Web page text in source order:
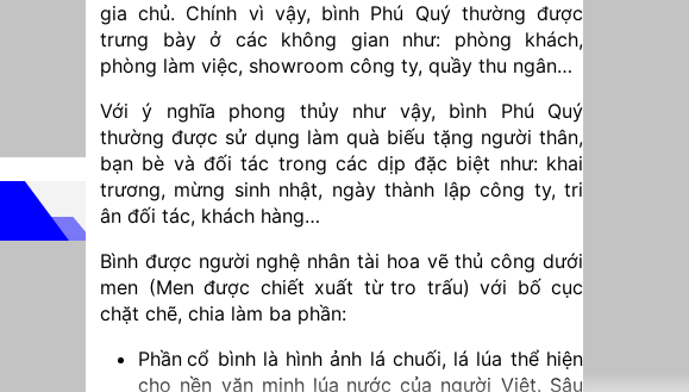
gia chủ. Chính vì vậy, bình Phú Quý thường được
trưng bày ở các không gian như: phòng khách,
phòng làm việc, showroom công ty, quầy thu ngân…
Với ý nghĩa phong thủy như vậy, bình Phú Quý
thường được sử dụng làm quà biếu tặng người thân,
bạn bè và đối tác trong các dịp đặc biệt như: khai
trương, mừng sinh nhật, ngày thành lập công ty, tri
ân đối tác, khách hàng…
Bình được người nghệ nhân tài hoa vẽ thủ công dưới
men (Men được chiết xuất từ tro trấu) với bố cục
chặt chẽ, chia làm ba phần:
Phần cổ bình là hình ảnh lá chuối, lá lúa thể hiện
cho nền văn minh lúa nước của người Việt. Sâu